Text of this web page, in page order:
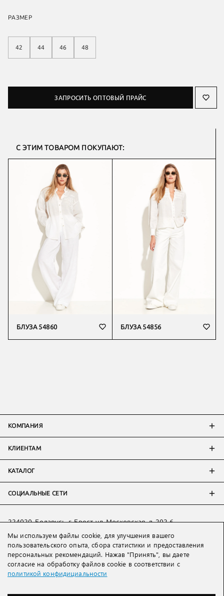
РАЗМЕР
42 44 46 48
ЗАПРОСИТЬ ОПТОВЫЙ ПРАЙС
С ЭТИМ ТОВАРОМ ПОКУПАЮТ:
БЛУЗА 54860 БЛУЗА 54856
КОМПАНИЯ
КЛИЕНТАМ
КАТАЛОГ
СОЦИАЛЬНЫЕ СЕТИ
214018 Россия, г. Смоленск, пр-т. Гагарина, д. 19
224020, Беларусь, г. Брест, ул. Московская, д. 202-6
Тел:+7 993 398 36 60(WhatsApp
Тел:+375 29 205 80 10( WhatsApp,Viber)
Email:ved@lakbi.com
Мы используем файлы cookie, для улучшения вашего
пользовательского опыта, сбора статистики и предоставления
персональных рекомендаций. Нажав "Принять", вы даете
согласие на обработку файлов cookie в соответствии с
политикой конфидициальности